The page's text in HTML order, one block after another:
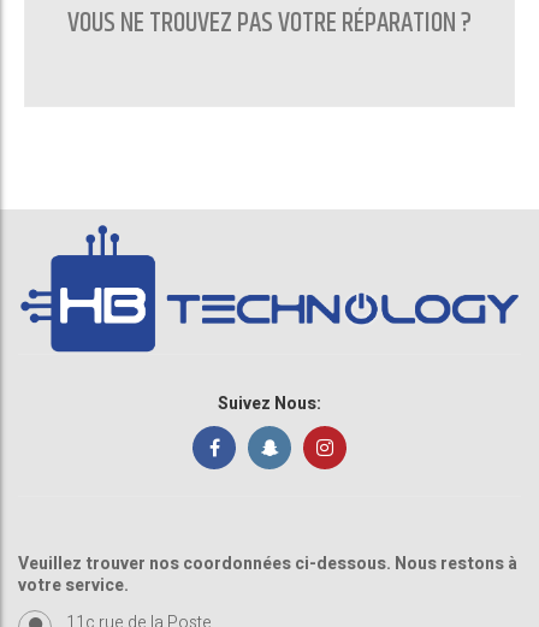
VOUS NE TROUVEZ PAS VOTRE RÉPARATION ?
CONTACTEZ NOUS
Suivez Nous:
Veuillez trouver nos coordonnées ci-dessous. Nous restons à
votre service.